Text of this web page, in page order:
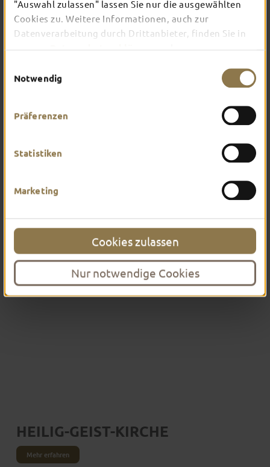
"Auswahl zulassen" lassen Sie nur die ausgewählten
Cookies zu. Weitere Informationen, auch zur
Datenverarbeitung durch Drittanbieter, finden Sie in
Notwendig
Präferenzen
Statistiken
Marketing
Cookies zulassen
Nur notwendige Cookies
Mehr erfahren
HEILIG-GEIST-KIRCHE
Mehr erfahren